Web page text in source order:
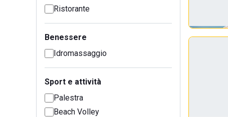
Ristorante
Benessere
Idromassaggio
Sport e attività
Palestra
Beach Volley